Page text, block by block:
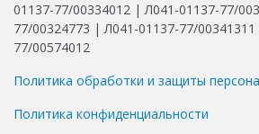
01137-77/00334012 | Л041-01137-77/
77/00324773 | Л041-01137-77/
77/00574012
Политика обработки и защиты
Политика конфиденциальности